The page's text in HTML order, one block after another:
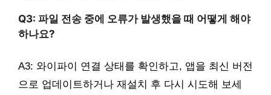
Q3: 파일 전송 중에 오류가 발생했을 때 어떻게 해야
하나요?
A3: 와이파이 연결 상태를 확인하고, 앱을 최신 버전
으로 업데이트하거나 재설치 후 다시 시도해 보세